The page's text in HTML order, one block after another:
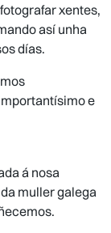
xentes,
así unha
días.
e
á nosa
muller galega